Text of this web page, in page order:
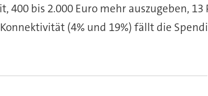
bis 2.000 Euro mehr auszugeben, 13
(4% und 19%) fällt die